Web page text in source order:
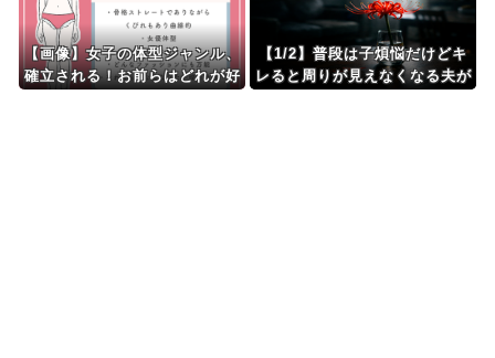
け見て、店に迷子として預けた
ら…
【画像】女子の体型ジャンル、
確立される！お前らはどれが好
【1/2】普段は子煩悩だけどキ
レると周りが見えなくなる夫が